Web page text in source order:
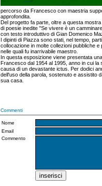
percorso da Francesco con maestria
approfondita.
Del progetto fa parte, oltre a questa
di poesie inedite "Se vivere è un
con testo introduttivo di Gian Domenico
I dipinti di Piazza sono stati, nel tempo,
collocazione in molte collezioni pubbliche
nelle quali fu inarrivabile maestro.
In questa esposizione viene presentata
Francesco dal 1954 al 1995, anno in cui
causa di un devastante ictus. Per dodici
dell'uso della parola, sostenuto e assistito
sua casa.
Commenti
Nome
Email
Commento